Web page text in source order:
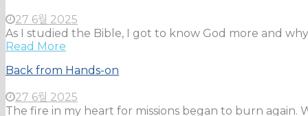
27 6월 2025
As I studied the Bible, I got to know God more and
Read More
Back from Hands-on
27 6월 2025
The fire in my heart for missions began to burn again.